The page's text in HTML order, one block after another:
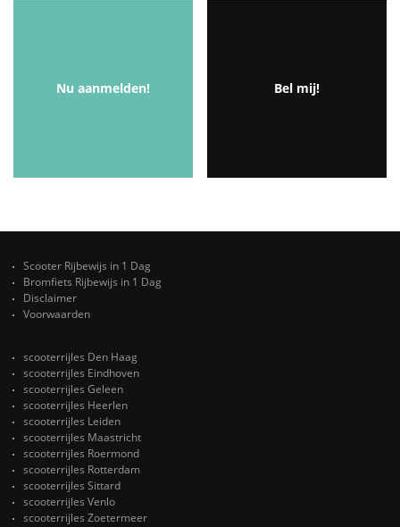
Nu aanmelden! Bel mij!
Scooter Rijbewijs in 1 Dag
Bromfiets Rijbewijs in 1 Dag
Disclaimer
Voorwaarden
scooterrijles Den Haag
scooterrijles Eindhoven
scooterrijles Geleen
scooterrijles Heerlen
scooterrijles Leiden
scooterrijles Maastricht
scooterrijles Roermond
scooterrijles Rotterdam
scooterrijles Sittard
scooterrijles Venlo
scooterrijles Zoetermeer